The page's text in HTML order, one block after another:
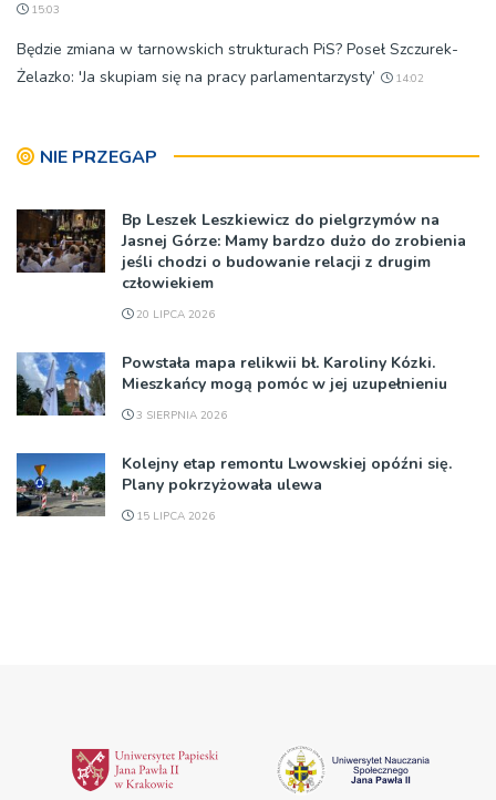
15:03
Będzie zmiana w tarnowskich strukturach PiS? Poseł Szczurek-
Żelazko: 'Ja skupiam się na pracy parlamentarzysty’
14:02
NIE PRZEGAP
Bp Leszek Leszkiewicz do pielgrzymów na
Jasnej Górze: Mamy bardzo dużo do zrobienia
jeśli chodzi o budowanie relacji z drugim
człowiekiem
20 LIPCA 2026
Powstała mapa relikwii bł. Karoliny Kózki.
Mieszkańcy mogą pomóc w jej uzupełnieniu
3 SIERPNIA 2026
Kolejny etap remontu Lwowskiej opóźni się.
Plany pokrzyżowała ulewa
15 LIPCA 2026